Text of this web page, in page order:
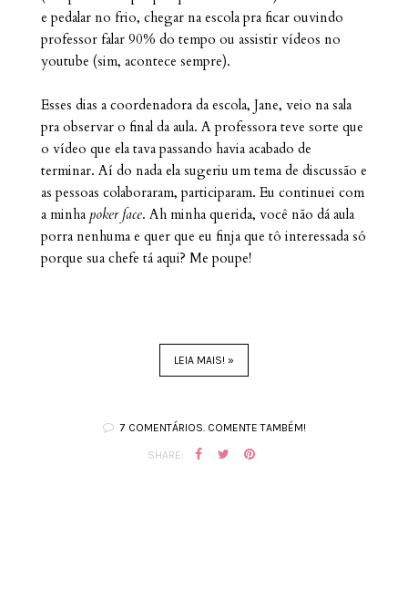
e pedalar no frio, chegar na escola pra ficar ouvindo
professor falar 90% do tempo ou assistir vídeos no
youtube (sim, acontece sempre).
Esses dias a coordenadora da escola, Jane, veio na sala
pra observar o final da aula. A professora teve sorte que
o vídeo que ela tava passando havia acabado de
terminar. Aí do nada ela sugeriu um tema de discussão e
as pessoas colaboraram, participaram. Eu continuei com
a minha poker face. Ah minha querida, você não dá aula
porra nenhuma e quer que eu finja que tô interessada só
porque sua chefe tá aqui? Me poupe!
LEIA MAIS! »
7 COMENTÁRIOS. COMENTE TAMBÉM!
SHARE: